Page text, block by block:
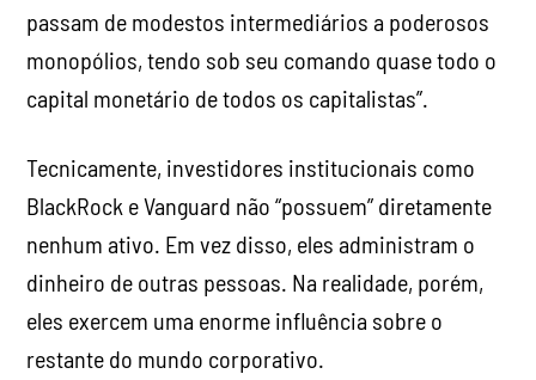
passam de modestos intermediários a poderosos
monopólios, tendo sob seu comando quase todo o
capital monetário de todos os capitalistas”.
Tecnicamente, investidores institucionais como
BlackRock e Vanguard não “possuem” diretamente
nenhum ativo. Em vez disso, eles administram o
dinheiro de outras pessoas. Na realidade, porém,
eles exercem uma enorme influência sobre o
restante do mundo corporativo.